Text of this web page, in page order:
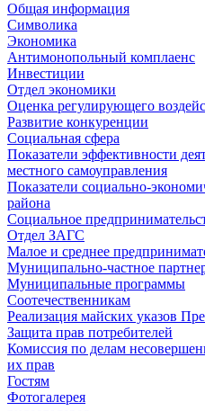
Общая информация
Символика
Экономика
Антимонопольный комплаенс
Инвестиции
Отдел экономики
Оценка регулирующего
Развитие конкуренции
Социальная сфера
Показатели эффективности
местного самоуправления
Показатели социально-
района
Социальное
Отдел ЗАГС
Малое и среднее
Муниципально-частное
Муниципальные программы
Соотечественникам
Реализация майских указов
Защита прав потребителей
Комиссия по делам
их прав
Гостям
Фотогалерея